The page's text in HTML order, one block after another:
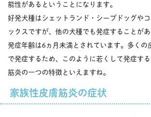
能性があるということになります。
好発犬種はシェットランド・シープドッグや
ックスですが、他の犬種でも発症することがあ
発症年齢は6ヵ月未満とされています。多くの
で発症するため、このように若くして発症す
筋炎の一つの特徴といえますね。
家族性皮膚筋炎の症状